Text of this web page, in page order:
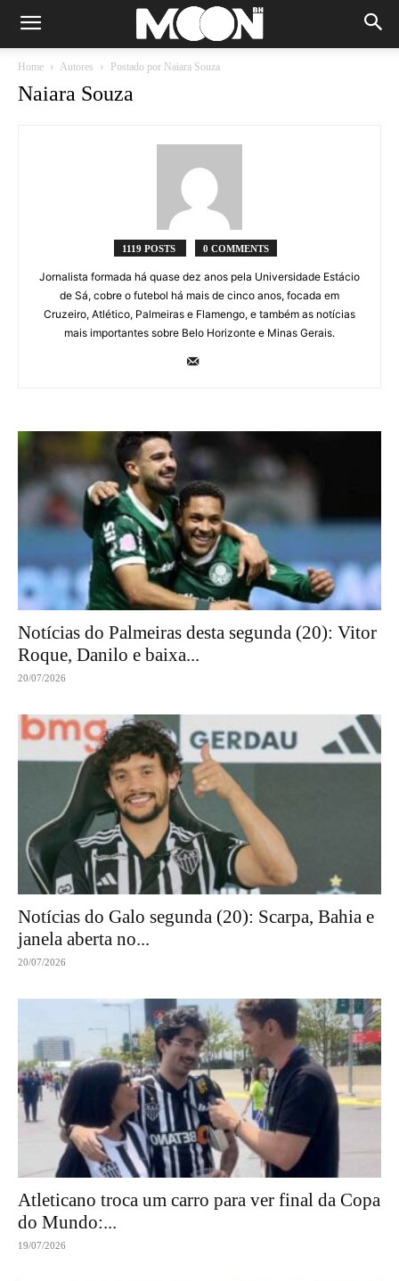
Home Autores Postado por Naiara Souza
Naiara Souza
1119 POSTS 0 COMMENTS
Jornalista formada há quase dez anos pela Universidade Estácio
de Sá, cobre o futebol há mais de cinco anos, focada em
Cruzeiro, Atlético, Palmeiras e Flamengo, e também as notícias
mais importantes sobre Belo Horizonte e Minas Gerais.
Notícias do Palmeiras desta segunda (20): Vitor
Roque, Danilo e baixa...
20/07/2026
Notícias do Galo segunda (20): Scarpa, Bahia e
janela aberta no...
20/07/2026
Atleticano troca um carro para ver final da Copa
do Mundo:...
19/07/2026